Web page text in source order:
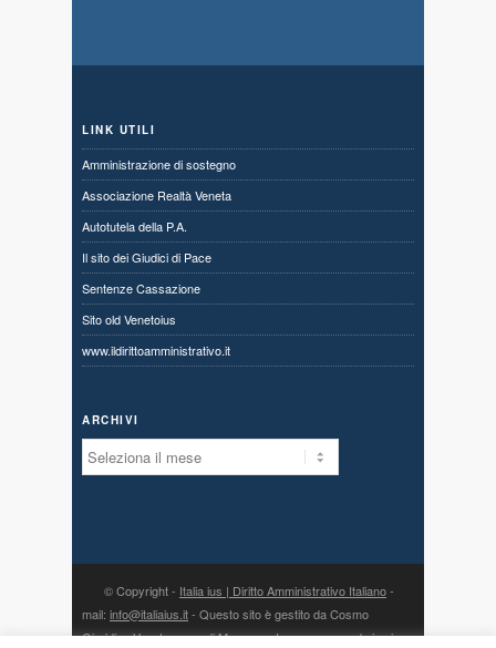
LINK UTILI
Amministrazione di sostegno
Associazione Realtà Veneta
Autotutela della P.A.
Il sito dei Giudici di Pace
Sentenze Cassazione
Sito old Venetoius
www.ildirittoamministrativo.it
ARCHIVI
Archivi
© Copyright - Italia ius | Diritto Amministrativo Italiano-
mail: info@italiaius.it- Questo sito è gestito da Cosmo
Giuridico Veneto s.a.s. di Marangon Ivonne, con sede in via